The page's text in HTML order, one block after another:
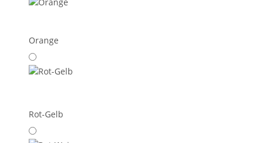
Orange
Rot-Gelb